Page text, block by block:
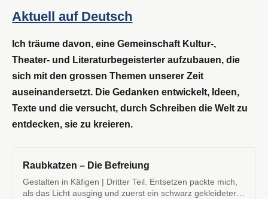
Aktuell auf Deutsch
Ich träume davon, eine Gemeinschaft Kultur-,
Theater- und Literaturbegeisterter aufzubauen, die
sich mit den grossen Themen unserer Zeit
auseinandersetzt. Die Gedanken entwickelt, Ideen,
Texte und die versucht, durch Schreiben die Welt zu
entdecken, sie zu kreieren.
Raubkatzen – Die Befreiung
Gestalten in Käfigen | Dritter Teil. Entsetzen packte mich,
als das Licht ausging und zuerst ein schwarz gekleideter